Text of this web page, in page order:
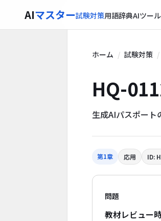
AIマスター試験対策用語辞典AIツール
ホーム 試験対策
HQ-
生成AIパスポート
第1章 応用 ID:
問題
教材レビュー